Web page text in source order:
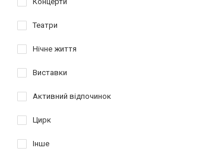
Театри
Нічне життя
Виставки
Активний відпочинок
Цирк
Інше